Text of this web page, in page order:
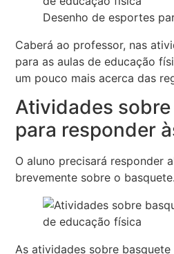
Desenho de esportes
Caberá ao professor, nas
para as aulas de educação
um pouco mais acerca das
Atividades
para responder
O aluno precisará responder
brevemente sobre o basquete.
As atividades sobre basquete